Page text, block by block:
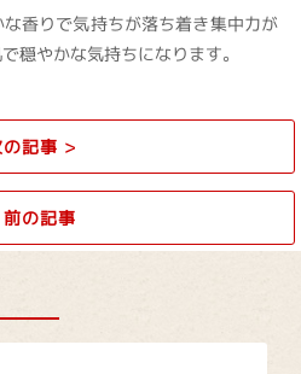
香りで気持ちが落ち着き集中力が
穏やかな気持ちになります。
記事 >
前の記事